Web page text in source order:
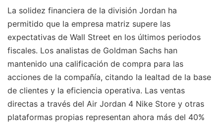
La solidez financiera de la división Jordan ha
permitido que la empresa matriz supere las
expectativas de Wall Street en los últimos periodos
fiscales. Los analistas de Goldman Sachs han
mantenido una calificación de compra para las
acciones de la compañía, citando la lealtad de la base
de clientes y la eficiencia operativa. Las ventas
directas a través del Air Jordan 4 Nike Store y otras
plataformas propias representan ahora más del 40%